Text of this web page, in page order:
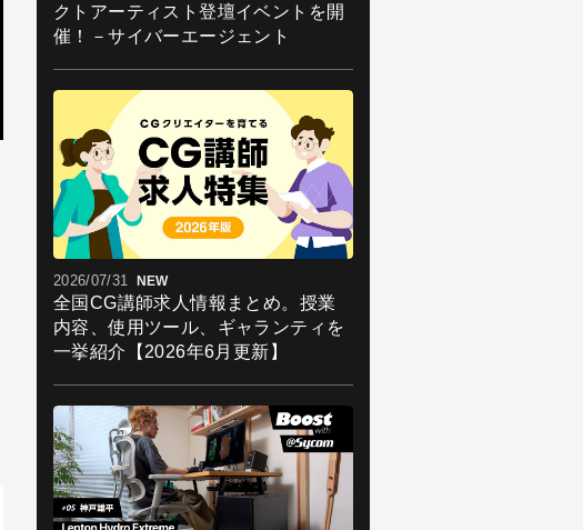
クトアーティスト登壇イベントを開
催！－サイバーエージェント
2026/07/31 NEW
全国CG講師求人情報まとめ。授業
内容、使用ツール、ギャランティを
一挙紹介【2026年6月更新】